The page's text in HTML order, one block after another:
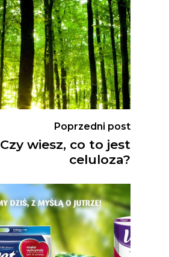
Poprzedni post
Czy wiesz, co to jest
celuloza?